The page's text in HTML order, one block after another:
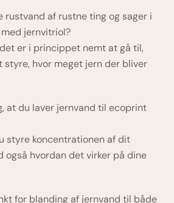
rustvand af rustne ting og sager i
jernvitriol?
er i princippet nemt at gå til,
hvor meget jern der bliver
at du laver jernvand til ecoprint
styre koncentrationen af dit
også hvordan det virker på dine
for blanding af jernvand til både